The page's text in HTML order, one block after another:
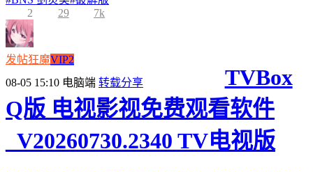
2
29 7k
发帖狂魔VIP2
08-05 15:10 电脑端 转载分享
TVBox
Q版 电视影视免费观看软件
_V20260730.2340 TV电视版